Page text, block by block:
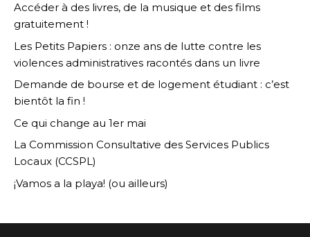
Accéder à des livres, de la musique et des films
gratuitement !
Les Petits Papiers : onze ans de lutte contre les
violences administratives racontés dans un livre
Demande de bourse et de logement étudiant : c’est
bientôt la fin !
Ce qui change au 1er mai
La Commission Consultative des Services Publics
Locaux (CCSPL)
¡Vamos a la playa! (ou ailleurs)